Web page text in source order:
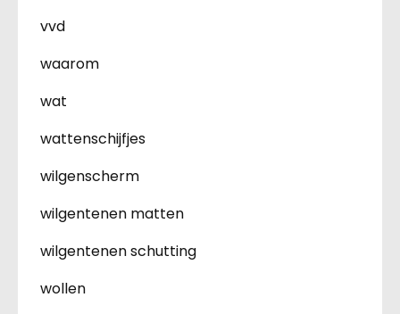
vvd
waarom
wat
wattenschijfjes
wilgenscherm
wilgentenen matten
wilgentenen schutting
wollen